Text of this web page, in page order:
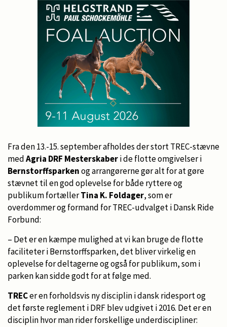
Fra den 13.-15. september afholdes der stort TREC-stævne
medAgria DRF Mesterskaberi de flotte omgivelser i
Bernstorffsparkenog arrangørerne gør alt for at gøre
stævnet til en god oplevelse for både ryttere og
publikum fortællerTina K. Foldager, som er
overdommer og formand for TREC-udvalget i Dansk Ride
Forbund:
– Det er en kæmpe mulighed at vi kan bruge de flotte
faciliteter i Bernstorffsparken, det bliver virkelig en
oplevelse for deltagerne og også for publikum, som i
parken kan sidde godt for at følge med.
TRECer en forholdsvis ny disciplin i dansk ridesport og
det første reglement i DRF blev udgivet i 2016. Det er en
disciplin hvor man rider forskellige underdiscipliner: